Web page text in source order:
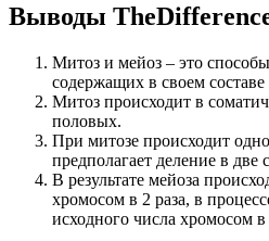
Выводы
Митоз и мейоз – это
содержащих в своем составе
Митоз происходит в
половых.
При митозе происходит
предполагает деление в две
В результате мейоза
хромосом в 2 раза, в
исходного числа хромосом